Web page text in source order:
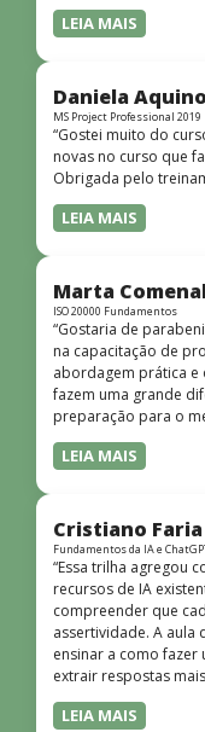
o conhecimento
demonstrou total
dinâmicas e
que desejam iniciar
redes!”
LEIA MAIS
Daniela Aquino
MS Project Professional 2019
“Gostei muito do
novas no curso que
Obrigada pelo
LEIA MAIS
Marta
ISO 20000 Fundamentos
“Gostaria de
na capacitação de
abordagem prática
fazem uma grande
preparação para o
LEIA MAIS
Cristiano Faria
Fundamentos da IA e
“Essa trilha agregou
recursos de IA
compreender que
assertividade. A
ensinar a como
extrair respostas
disponíveis. O
dominar o conteúdo,
LEIA MAIS